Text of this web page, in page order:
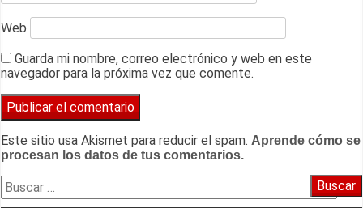
Web
Guarda mi nombre, correo electrónico y web en este
navegador para la próxima vez que comente.
Este sitio usa Akismet para reducir el spam. Aprende cómo se
procesan los datos de tus comentarios.
Buscar: